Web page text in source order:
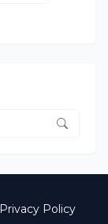
Privacy Policy